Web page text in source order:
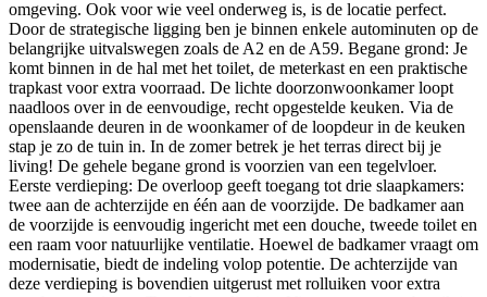
omgeving. Ook voor wie veel onderweg is, is de locatie perfect.
Door de strategische ligging ben je binnen enkele autominuten op de
belangrijke uitvalswegen zoals de A2 en de A59. Begane grond: Je
komt binnen in de hal met het toilet, de meterkast en een praktische
trapkast voor extra voorraad. De lichte doorzonwoonkamer loopt
naadloos over in de eenvoudige, recht opgestelde keuken. Via de
openslaande deuren in de woonkamer of de loopdeur in de keuken
stap je zo de tuin in. In de zomer betrek je het terras direct bij je
living! De gehele begane grond is voorzien van een tegelvloer.
Eerste verdieping: De overloop geeft toegang tot drie slaapkamers:
twee aan de achterzijde en één aan de voorzijde. De badkamer aan
de voorzijde is eenvoudig ingericht met een douche, tweede toilet en
een raam voor natuurlijke ventilatie. Hoewel de badkamer vraagt om
modernisatie, biedt de indeling volop potentie. De achterzijde van
deze verdieping is bovendien uitgerust met rolluiken voor extra